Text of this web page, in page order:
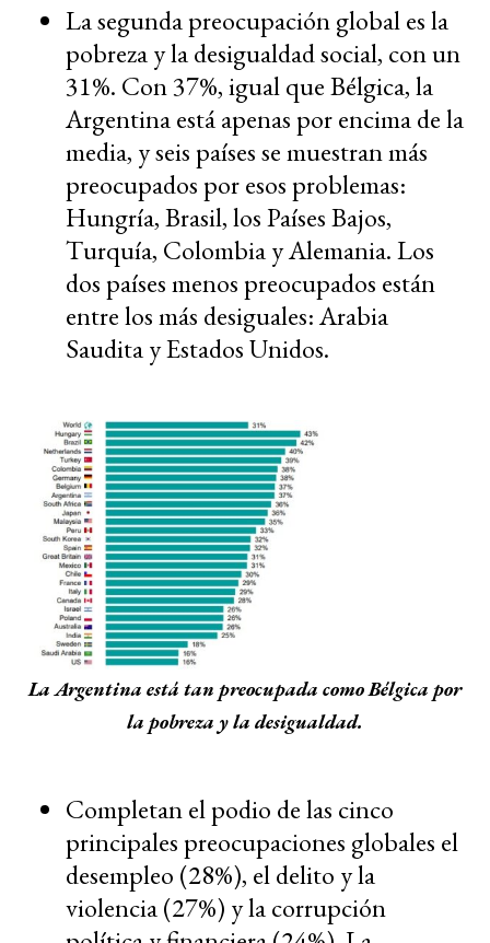
La segunda preocupación global es la
pobreza y la desigualdad social, con un
31%. Con 37%, igual que Bélgica, la
Argentina está apenas por encima de la
media, y seis países se muestran más
preocupados por esos problemas:
Hungría, Brasil, los Países Bajos,
Turquía, Colombia y Alemania. Los
dos países menos preocupados están
entre los más desiguales: Arabia
Saudita y Estados Unidos.
La Argentina está tan preocupada como Bélgica por
la pobreza y la desigualdad.
Completan el podio de las cinco
principales preocupaciones globales el
desempleo (28%), el delito y la
violencia (27%) y la corrupción